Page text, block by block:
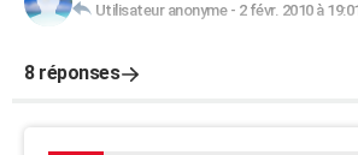
Utilisateur anonyme- 2 févr. 2010 à
8 réponses